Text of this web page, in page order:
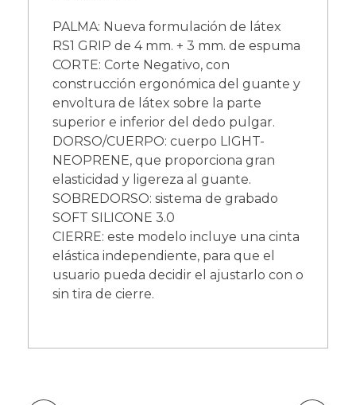
PALMA: Nueva formulación de látex
RS1 GRIP de 4 mm. + 3 mm. de espuma
CORTE: Corte Negativo, con
construcción ergonómica del guante y
envoltura de látex sobre la parte
superior e inferior del dedo pulgar.
DORSO/CUERPO: cuerpo LIGHT-
NEOPRENE, que proporciona gran
elasticidad y ligereza al guante.
SOBREDORSO: sistema de grabado
SOFT SILICONE 3.0
CIERRE: este modelo incluye una cinta
elástica independiente, para que el
usuario pueda decidir el ajustarlo con o
sin tira de cierre.